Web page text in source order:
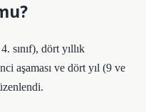
sınıf), dört yıllık
aşaması ve dört yıl (9 ve